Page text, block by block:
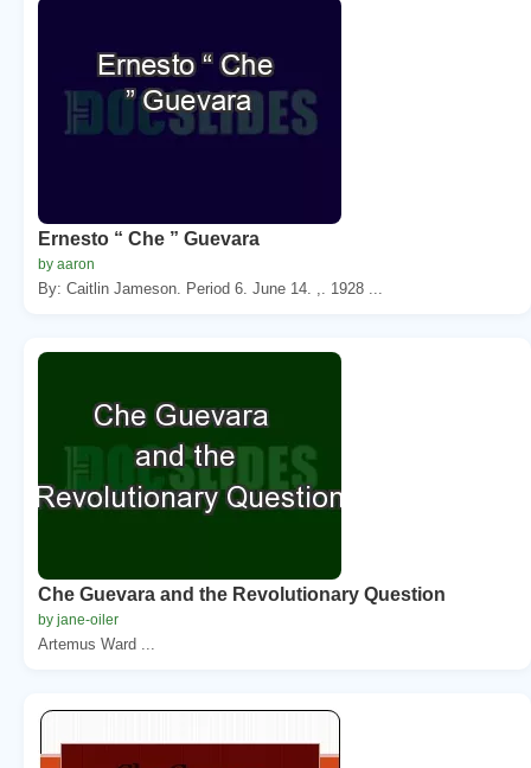
Ernesto “ Che ” Guevara
by aaron
By: Caitlin Jameson. Period 6. June 14. ,. 1928 ...
Che Guevara and the Revolutionary Question
by jane-oiler
Artemus Ward ...